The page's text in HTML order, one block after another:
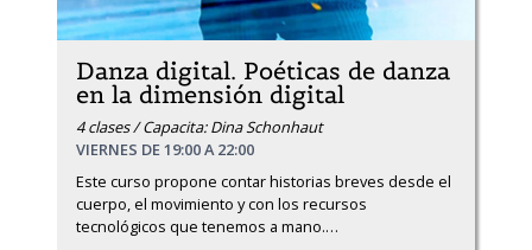
Danza digital. Poéticas de danza
en la dimensión digital
4 clases / Capacita: Dina Schonhaut
VIERNES DE 19:00 A 22:00
Este curso propone contar historias breves desde el
cuerpo, el movimiento y con los recursos
tecnológicos que tenemos a mano.…